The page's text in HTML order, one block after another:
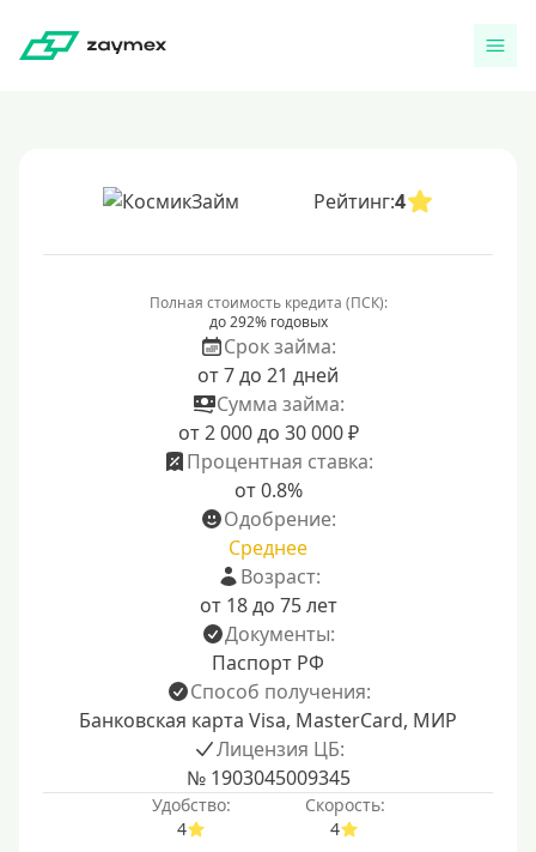
Рейтинг:4
Полная стоимость кредита (ПСК):
до 292% годовых
Срок займа:
от 7 до 21 дней
Сумма займа:
от 2 000 до 30 000 ₽
Процентная ставка:
от 0.8%
Одобрение:
Среднее
Возраст:
от 18 до 75 лет
Документы:
Паспорт РФ
Способ получения:
Банковская карта Visa, MasterCard, МИР
Лицензия ЦБ:
№ 1903045009345
Удобство:
4
Скорость:
4